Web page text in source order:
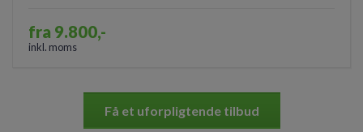
fra 9.800,-
inkl. moms
Få et uforpligtende tilbud